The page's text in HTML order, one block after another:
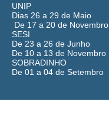
UNIP
Dias 26 a 29 de Maio
De 17 a 20 de Novembro
SESI
De 23 a 26 de Junho
De 10 a 13 de Novembro
SOBRADINHO
De 01 a 04 de Setembro